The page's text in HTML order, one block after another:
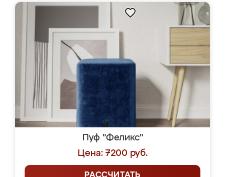
Пуф "Феликс"
Цена: 7200 руб.